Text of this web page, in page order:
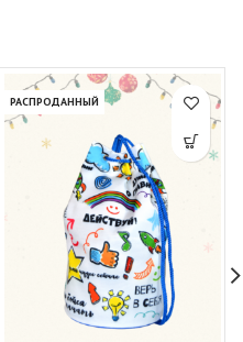
РАСПРОДАННЫЙ